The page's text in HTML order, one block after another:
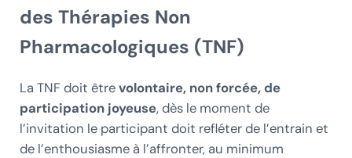
des Thérapies Non
Pharmacologiques (TNF)
La TNF doit êtrevolontaire, non forcée, de
participation joyeuse, dès le moment de
l’invitation le participant doit refléter de l’entrain et
de l’enthousiasme à l’affronter, au minimum